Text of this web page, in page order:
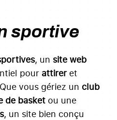
sportive
, un site web
pour attireret
vous gériez un club
de basket ou une
, un site bien conçu